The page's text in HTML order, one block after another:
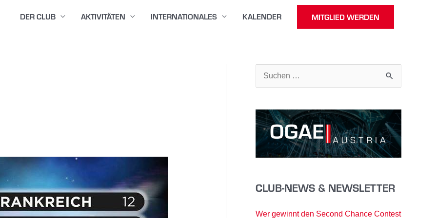
DER CLUB AKTIVITÄTEN INTERNATIONALES KALENDER MITGLIED WERDEN
u
h
n
h
CLUB-NEWS & NEWSLETTER
Wer gewinnt den Second Chance Contest